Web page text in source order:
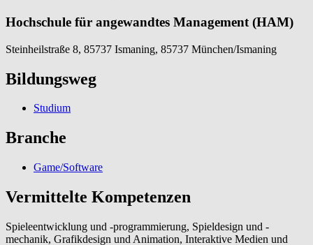
Hochschule für angewandtes Management (HAM)
Steinheilstraße 8, 85737 Ismaning, 85737 München/Ismaning
Bildungsweg
Studium
Branche
Game/Software
Vermittelte Kompetenzen
Spieleentwicklung und -programmierung, Spieldesign und -
mechanik, Grafikdesign und Animation, Interaktive Medien und